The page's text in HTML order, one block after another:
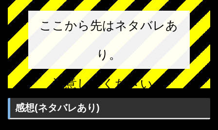
ここから先はネタバレあ
り。
注意してください。
感想(ネタバレあり)